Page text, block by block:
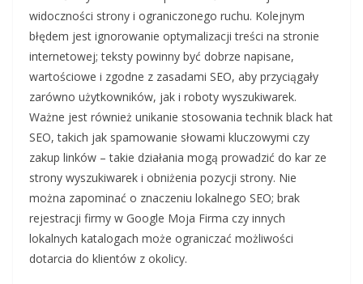
widoczności strony i ograniczonego ruchu. Kolejnym
błędem jest ignorowanie optymalizacji treści na stronie
internetowej; teksty powinny być dobrze napisane,
wartościowe i zgodne z zasadami SEO, aby przyciągały
zarówno użytkowników, jak i roboty wyszukiwarek.
Ważne jest również unikanie stosowania technik black hat
SEO, takich jak spamowanie słowami kluczowymi czy
zakup linków – takie działania mogą prowadzić do kar ze
strony wyszukiwarek i obniżenia pozycji strony. Nie
można zapominać o znaczeniu lokalnego SEO; brak
rejestracji firmy w Google Moja Firma czy innych
lokalnych katalogach może ograniczać możliwości
dotarcia do klientów z okolicy.